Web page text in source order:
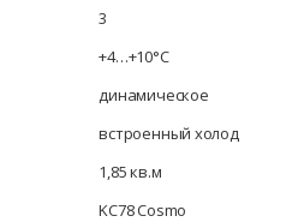
3
+4…+10°C
динамическое
встроенный холод
1,85 кв.м
KC78 Cosmo